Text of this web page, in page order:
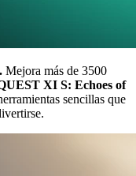
Mejora más de 3500
XI S: Echoes of
sencillas que